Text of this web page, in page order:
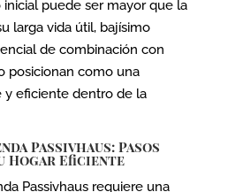
puede ser mayor que la
larga vida útil, bajísimo
de combinación con
posicionan como una
y eficiente dentro de la
Passivhaus: Pasos
Hogar Eficiente
Passivhaus requiere una